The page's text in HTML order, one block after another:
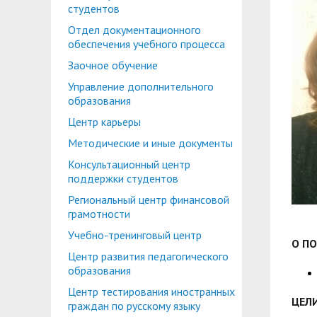
Планово-финансовое управление
Координационный центр
Противодействие коррупции
Охрана труда
Центр по информационной политике и
Управление по административно-
Профком студентов и аспирантов
Лучшие студенты
Вопросы ректору
Центр карьеры
Консультационный центр поддержки
Учебно-тренинговый центр
Центр тестирования иностранных граждан
Центр русского языка как иностранного
Образовательный модуль «Обучение
студентов
Отдел документационного
обеспечения учебного процесса
Заочное обучение
Управление дополнительного
образования
Центр карьеры
Методические и иные документы
Консультационный центр
поддержки студентов
Региональный центр финансовой
грамотности
Учебно-тренинговый центр
Центр развития педагогического
образования
Центр тестирования иностранных
граждан по русскому языку
О